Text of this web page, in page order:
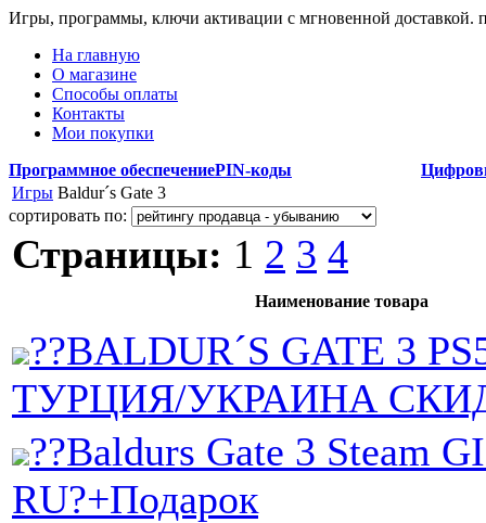
Игры, программы, ключи активации с мгновенной доставкой.
На главную
О магазине
Способы оплаты
Контакты
Мои покупки
Программное обеспечениеPIN-коды
Игры Baldur´s Gate 3
сортировать по:
Страницы: 1 2 3 4
Наименование товара
??BALDUR´S GATE 3
ТУРЦИЯ/УКРАИНА
??Baldurs Gate 3 Steam
RU?+Подарок